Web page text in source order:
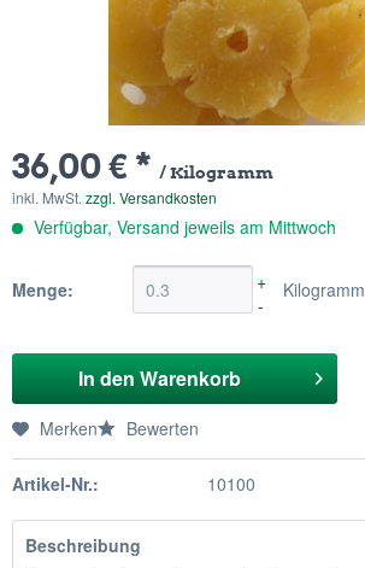
36,00 € * / Kilogramm
inkl. MwSt. zzgl. Versandkosten
Verfügbar, Versand jeweils am Mittwoch
Menge:
+
-
Kilogramm
In den Warenkorb
Merken Bewerten
Artikel-Nr.: 10100
Beschreibung